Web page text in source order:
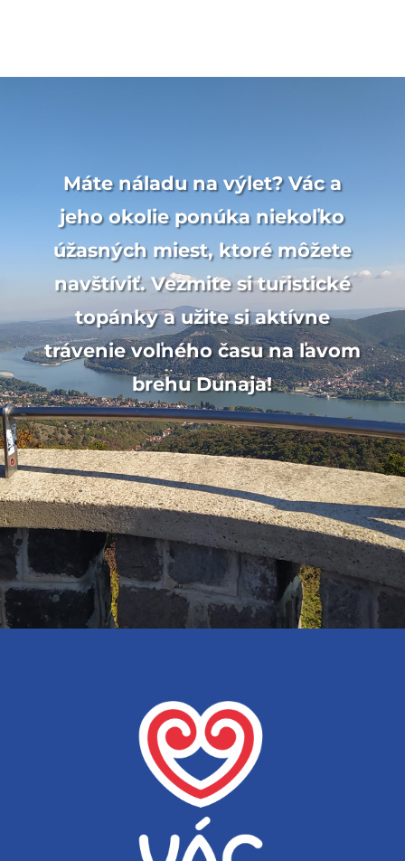
Máte náladu na výlet? Vác a
jeho okolie ponúka niekoľko
úžasných miest, ktoré môžete
navštíviť. Vezmite si turistické
topánky a užite si aktívne
trávenie voľného času na ľavom
brehu Dunaja!